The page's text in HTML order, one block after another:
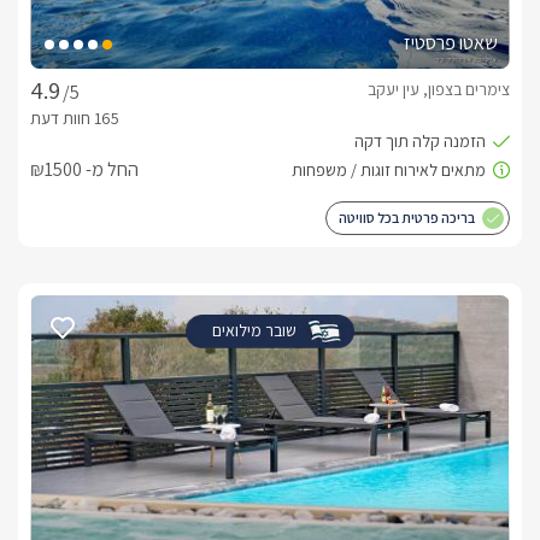
שאטו פרסטיז
/5
צימרים בצפון, עין יעקב
החל מ- ₪1500
בריכה פרטית בכל סוויטה
שובר מילואים